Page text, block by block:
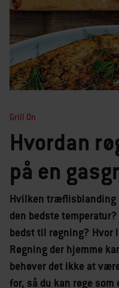
Grill On
Hvordan
på en
Hvilken træflisblanding
den bedste
bedst til røgning? Hvor
Røgning der hjemme
behøver det ikke at
for, så du kan røge